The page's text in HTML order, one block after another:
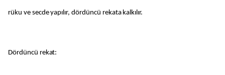
rüku ve secde yapılır, dördüncü rekata kalkılır.
Dördüncü rekat: